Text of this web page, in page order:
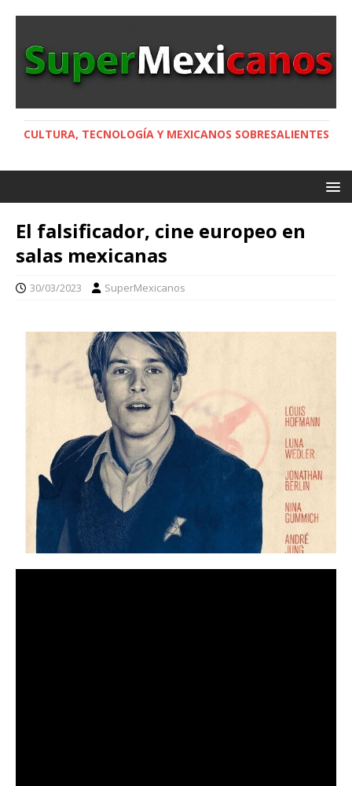
CULTURA, TECNOLOGÍA Y MEXICANOS SOBRESALIENTES
El falsificador, cine europeo en
salas mexicanas
30/03/2023 SuperMexicanos